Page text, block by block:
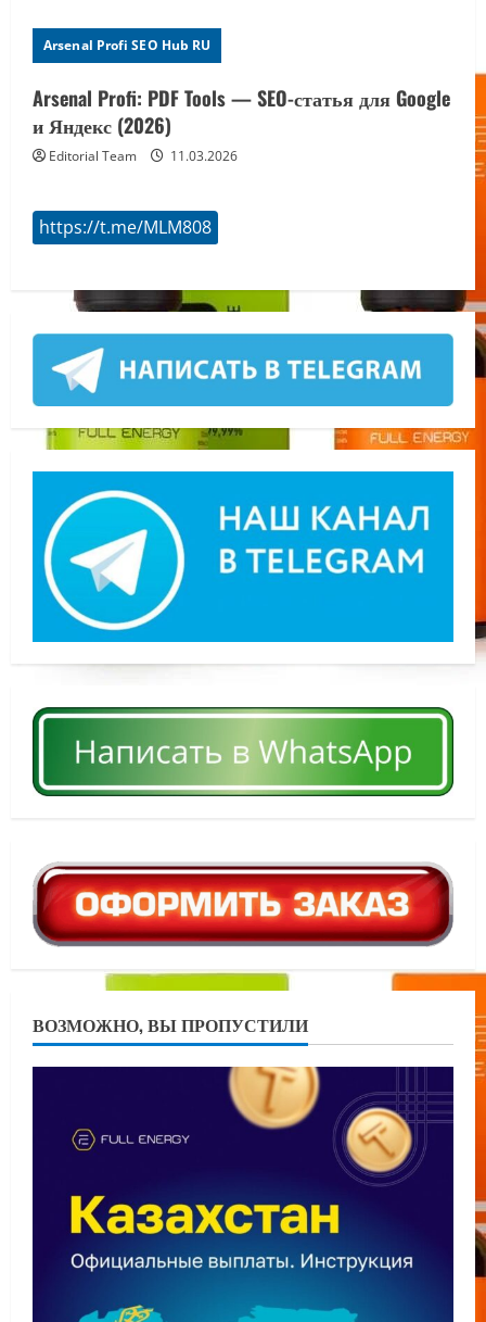
Arsenal Profi SEO Hub RU
Arsenal Profi: PDF Tools — SEO-статья для Google
и Яндекс (2026)
Editorial Team 11.03.2026
https://t.me/MLM808
ВОЗМОЖНО, ВЫ ПРОПУСТИЛИ